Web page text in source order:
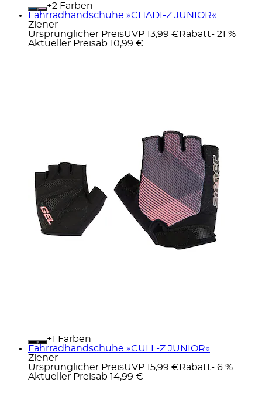
+
Farben
Fahrradhandschuhe »CHADI-Z JUNIOR«
Ziener
Ursprünglicher PreisUVP 13,99 € Rabatt- 21 %
Aktueller Preisab 10,99 €
+
Farben
Fahrradhandschuhe »CULL-Z JUNIOR«
Ziener
Ursprünglicher PreisUVP 15,99 € Rabatt- 6 %
Aktueller Preisab 14,99 €